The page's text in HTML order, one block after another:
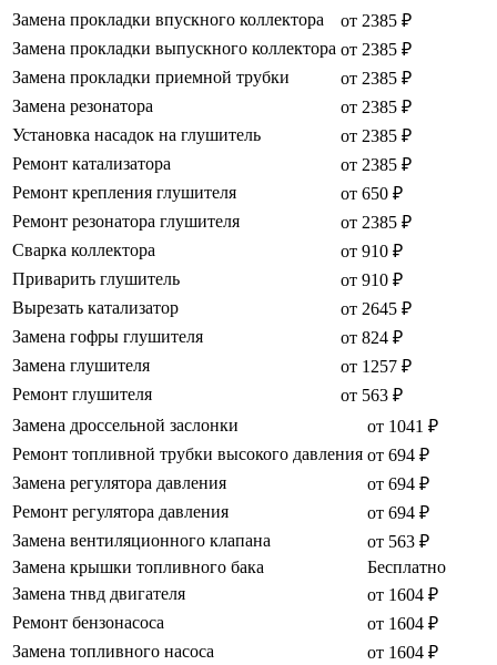
Замена прокладки впускного коллектора
от 2385 ₽
Замена прокладки выпускного коллектора от 2385 ₽
Замена прокладки приемной трубки
от 2385 ₽
Замена резонатора
от 2385 ₽
Установка насадок на глушитель
от 2385 ₽
Ремонт катализатора
от 2385 ₽
Ремонт крепления глушителя
от 650 ₽
Ремонт резонатора глушителя
от 2385 ₽
Сварка коллектора
от 910 ₽
Приварить глушитель
от 910 ₽
Вырезать катализатор
от 2645 ₽
Замена гофры глушителя
от 824 ₽
Замена глушителя
от 1257 ₽
Ремонт глушителя
от 563 ₽
Замена дроссельной заслонки
от 1041 ₽
Ремонт топливной трубки высокого давления от 694 ₽
Замена регулятора давления
от 694 ₽
Ремонт регулятора давления
от 694 ₽
Замена вентиляционного клапана
от 563 ₽
Замена крышки топливного бака
Бесплатно
Замена тнвд двигателя
от 1604 ₽
Ремонт бензонасоса
от 1604 ₽
Замена топливного насоса
от 1604 ₽